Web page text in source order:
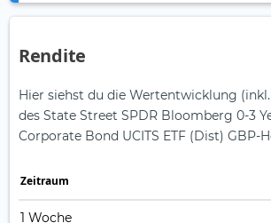
Rendite
Hier siehst du die Wertentwicklung
des State Street SPDR Bloomberg 0-3
Corporate Bond UCITS ETF (Dist) GBP-
Zeit­raum
1 Woche